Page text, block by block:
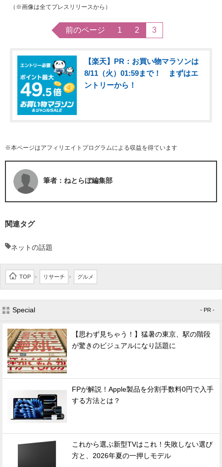
（※画像は全てプレスリリースから）
前のページ 1 2 3
【楽天】PR：お買い物マラソンは
8/11（火）01:59まで！ まずはエ
ントリーから！
※本ページはアフィリエイトプログラムによる収益を得ています
筆者：ねとらぼ編集部
関連タグ
ネットの話題
TOP > リサーチ > グルメ
Special - PR -
【思わず見ちゃう！】猛暑の東京、駅の階段
が驚きのビジュアルになり話題に
FPが解説！Apple製品を分割手数料0円で入手
する方法とは？
これから選ぶ新型TVはこれ！失敗しない選び
方と、2026年夏の一押しモデル